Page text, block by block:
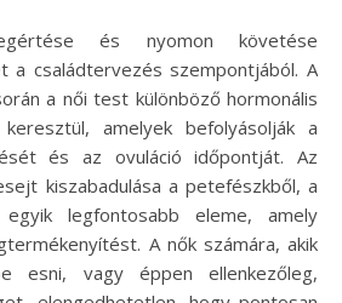
a családtervezés szempontjából. A
a női test különböző hormonális
amelyek befolyásolják a
és az ovuláció időpontját. Az
kiszabadulása a petefészkből, a
legfontosabb eleme, amely
A nők számára, akik
esni, vagy éppen ellenkezőleg,